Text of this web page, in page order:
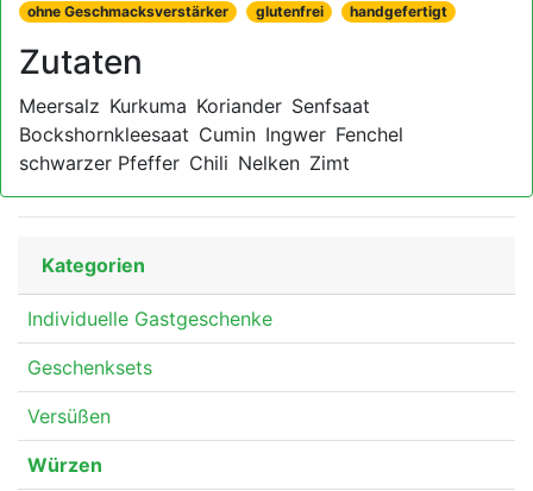
ohne Geschmacksverstärker
glutenfrei handgefertigt
Zutaten
Meersalz Kurkuma Koriander Senfsaat
Bockshornkleesaat Cumin Ingwer Fenchel
schwarzer Pfeffer Chili Nelken Zimt
Kategorien
Individuelle Gastgeschenke
Geschenksets
Versüßen
Würzen